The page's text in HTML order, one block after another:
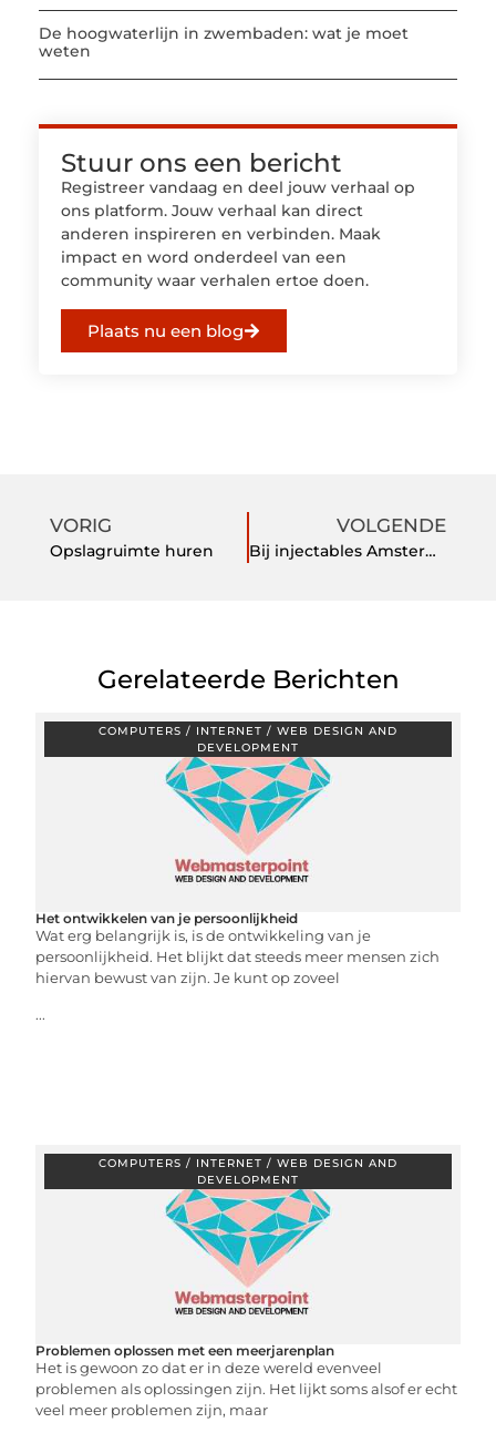
De hoogwaterlijn in zwembaden: wat je moet
weten
Stuur ons een bericht
Registreer vandaag en deel jouw verhaal op
ons platform. Jouw verhaal kan direct
anderen inspireren en verbinden. Maak
impact en word onderdeel van een
community waar verhalen ertoe doen.
Plaats nu een blog
VORIG
Opslagruimte huren
VOLGENDE
Bij injectables Amsterdam helpen ze u graag verder
Gerelateerde Berichten
COMPUTERS / INTERNET / WEB DESIGN AND
DEVELOPMENT
Het ontwikkelen van je persoonlijkheid
Wat erg belangrijk is, is de ontwikkeling van je
persoonlijkheid. Het blijkt dat steeds meer mensen zich
hiervan bewust van zijn. Je kunt op zoveel
...
COMPUTERS / INTERNET / WEB DESIGN AND
DEVELOPMENT
Problemen oplossen met een meerjarenplan
Het is gewoon zo dat er in deze wereld evenveel
problemen als oplossingen zijn. Het lijkt soms alsof er echt
veel meer problemen zijn, maar